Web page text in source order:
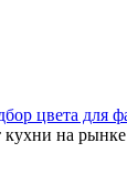
цвета для
кухни на